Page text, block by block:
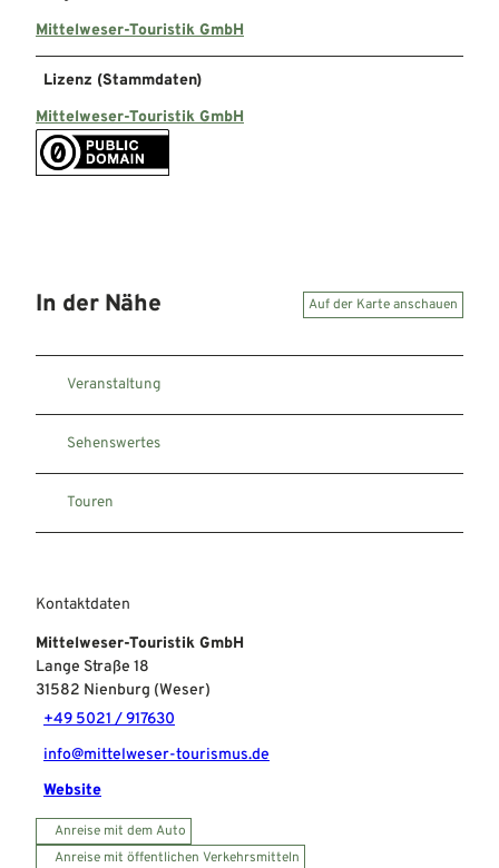
Mittelweser-Touristik GmbH
Lizenz (Stammdaten)
Mittelweser-Touristik GmbH
In der Nähe Auf der Karte anschauen
Veranstaltung
Sehenswertes
Touren
Kontaktdaten
Mittelweser-Touristik GmbH
Lange Straße 18
31582 Nienburg (Weser)
+49 5021 / 917630
info@mittelweser-tourismus.de
Website
Anreise mit dem Auto
Anreise mit öffentlichen Verkehrsmitteln